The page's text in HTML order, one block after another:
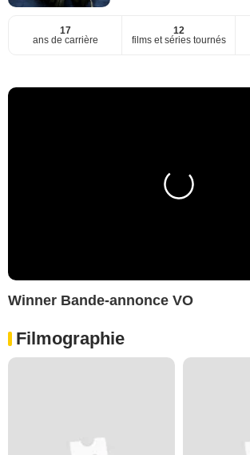
17
ans de carrière
12
films et séries tournés
Winner Bande-annonce VO
Filmographie